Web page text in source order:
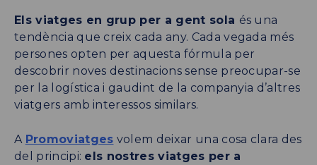
Els viatges en grup per a gent sola és una
tendència que creix cada any. Cada vegada més
persones opten per aquesta fórmula per
descobrir noves destinacions sense preocupar-se
per la logística i gaudint de la companyia d’altres
viatgers amb interessos similars.
A Promoviatges volem deixar una cosa clara des
del principi: els nostres viatges per a